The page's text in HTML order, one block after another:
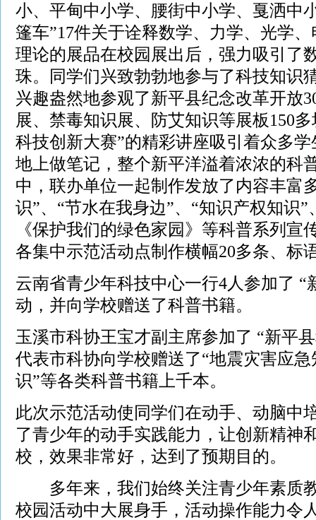
小、平甸中小学、腰街中小学、戛洒中
篷车”17件关于诠释数学、力学、光学
理论的展品在校园展出后，强力吸引了
珠。同学们兴致勃勃地参与了科技知识
兴趣盎然地参观了新平县纪念改革开放
展、禁毒知识展、防艾知识等展板150多
科技创新大赛”的精彩讲座吸引着众多
地上做笔记，整个新平洋溢着浓浓的科
中，联办单位一起制作发放了内容丰富
识”、“节水在我身边”、“知识产权知识
《保护我们的绿色家园》等科普系列宣
各集中示范活动点制作横幅20多条、标
云南省青少年科技中心一行4人参加了 “
动，并向学校赠送了科普书籍。
玉溪市科协王宝才副主席参加了 “新平
代表市科协向学校赠送了“地震灾害应
识”等各类科普书籍上千本。
此次示范活动使同学们在动手、动脑中
了青少年的动手实践能力，让创新精神
校，效果非常好，达到了预期目的。
多年来，我们始终关注青少年素质
校园活动中大展身手，活动操作能力令